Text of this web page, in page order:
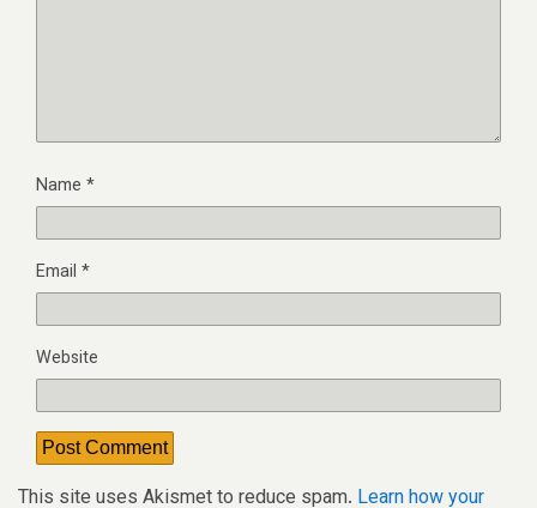
Name *
Email *
Website
This site uses Akismet to reduce spam. Learn how your